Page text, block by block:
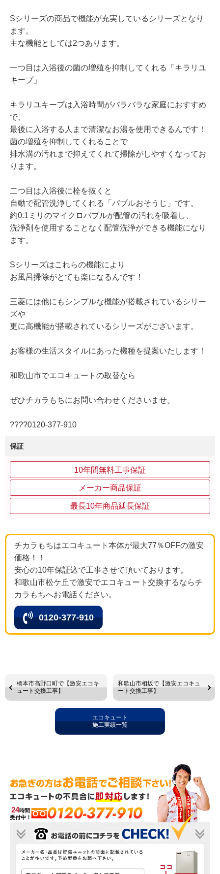
Sシリーズの商品で機能が充実しているシリーズとなり
ます。
主な機能としては2つあります。
一つ目は入浴後の菌の増殖を抑制してくれる「キラリユ
キープ」
キラリユキープは入浴時間がバラバラな家庭におすすめ
で、
最後に入浴する人まで清潔なお湯を使用できるんです！
菌の増殖を抑制してくれることで
排水溝の汚れまで抑えてくれて掃除がしやすくなってお
ります。
二つ目は入浴後に栓を抜くと
自動で配管洗浄してくれる「バブルおそうじ」です。
約0.1ミリのマイクロバブルが配管の汚れを吸着し、
洗浄剤を使用することなく配管洗浄ができる機能になり
ます。
Sシリーズはこれらの機能により
お風呂掃除がとても楽になるんです！
三菱には他にもシンプルな機能が搭載されているシリー
ズや
更に高機能が搭載されているシリーズがございます。
お客様の生活スタイルにあった機種を提案いたします！
和歌山市でエコキュートの取替なら
ぜひチカラもちにお問い合わせくださいませ。
????0120‐377‐910
保証
10年間無料工事保証
メーカー商品保証
最長10年商品延長保証
チカラもちはエコキュート本体が最大77％OFFの激安
価格！！
安心の10年保証込で工事させて頂いております。
和歌山市松ケ丘で激安でエコキュート交換するならチ
カラもちへお電話ください。
0120-377-910
橋本市高野口町で【激安エコキ
ュート交換工事】
和歌山市相坂で【激安エコキュ
ート交換工事】
エコキュート
施工実績一覧
24時間
受付中！
0120-377-910